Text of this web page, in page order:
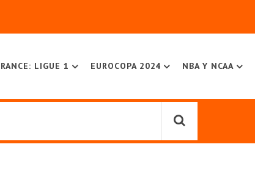
LIGUE 1 EUROCOPA 2024 NBA Y NCAA